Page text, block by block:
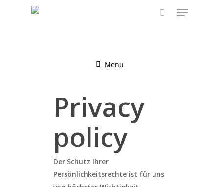
Menu
Menu
Privacy
policy
Der Schutz Ihrer
Persönlichkeitsrechte ist für uns